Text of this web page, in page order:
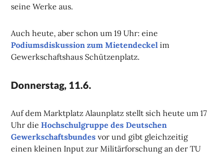
seine Werke aus.
Auch heute, aber schon um 19 Uhr: eine
Podiumsdiskussion zum Mietendeckel im
Gewerkschaftshaus Schützenplatz.
Donnerstag, 11.6.
Auf dem Marktplatz Alaunplatz stellt sich heute um 17
Uhr dieHochschulgruppe des Deutschen
Gewerkschaftsbundes vor und gibt gleichzeitig
einen kleinen Input zur Militärforschung an der TU